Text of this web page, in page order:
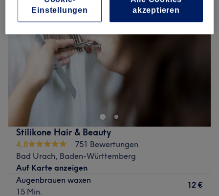
Stilikone Hair & Beauty
4,8
751 Bewertungen
Bad Urach, Baden-Württemberg
Auf Karte anzeigen
Augenbrauen waxen
15 Min.
12 €
Einstellungen akzeptieren